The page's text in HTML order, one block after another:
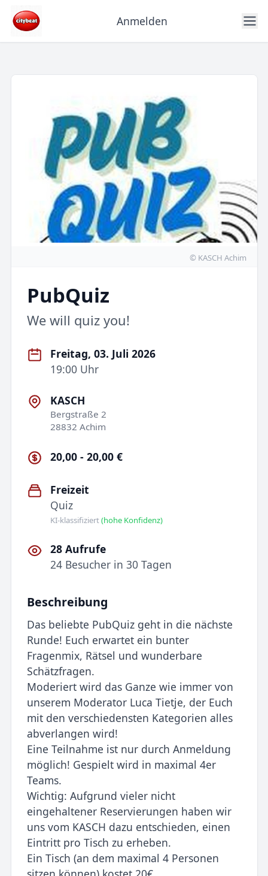
Anmelden
© KASCH Achim
PubQuiz
We will quiz you!
Freitag, 03. Juli 2026
19:00 Uhr
KASCH
Bergstraße 2
28832 Achim
20,00 - 20,00 €
Freizeit
Quiz
KI-klassifiziert(hohe Konfidenz)
28 Aufrufe
24 Besucher in 30 Tagen
Beschreibung
Das beliebte PubQuiz geht in die nächste
Runde! Euch erwartet ein bunter
Fragenmix, Rätsel und wunderbare
Schätzfragen.
Moderiert wird das Ganze wie immer von
unserem Moderator Luca Tietje, der Euch
mit den verschiedensten Kategorien alles
abverlangen wird!
Eine Teilnahme ist nur durch Anmeldung
möglich! Gespielt wird in maximal 4er
Teams.
Wichtig: Aufgrund vieler nicht
eingehaltener Reservierungen haben wir
uns vom KASCH dazu entschieden, einen
Eintritt pro Tisch zu erheben.
Ein Tisch (an dem maximal 4 Personen